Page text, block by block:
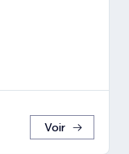
Voir